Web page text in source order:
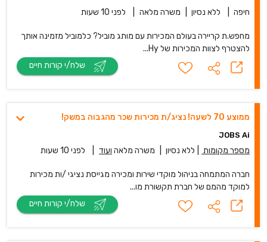
חיפה ללא נסיון משרה מלאה לפני 10 שעות
מחפש.ת קריירה בעולם המכירות עם מותג מוביל? כלמוביל מזמינה אותך
להצטרף לצוות המכירות של Hy...
ממוצע 70 לשעה! נציג/ת מכירות שכר מהגבוה במשק!
JOBS Ai
מספר מקומות ללא נסיון משרה מלאה ועוד לפני 10 שעות
חברה המתמחה בניהול מוקדי שירות ומכירה מגייסת נציגי /ות מכירות
למוקד מהמם של חברת תקשורת מו...